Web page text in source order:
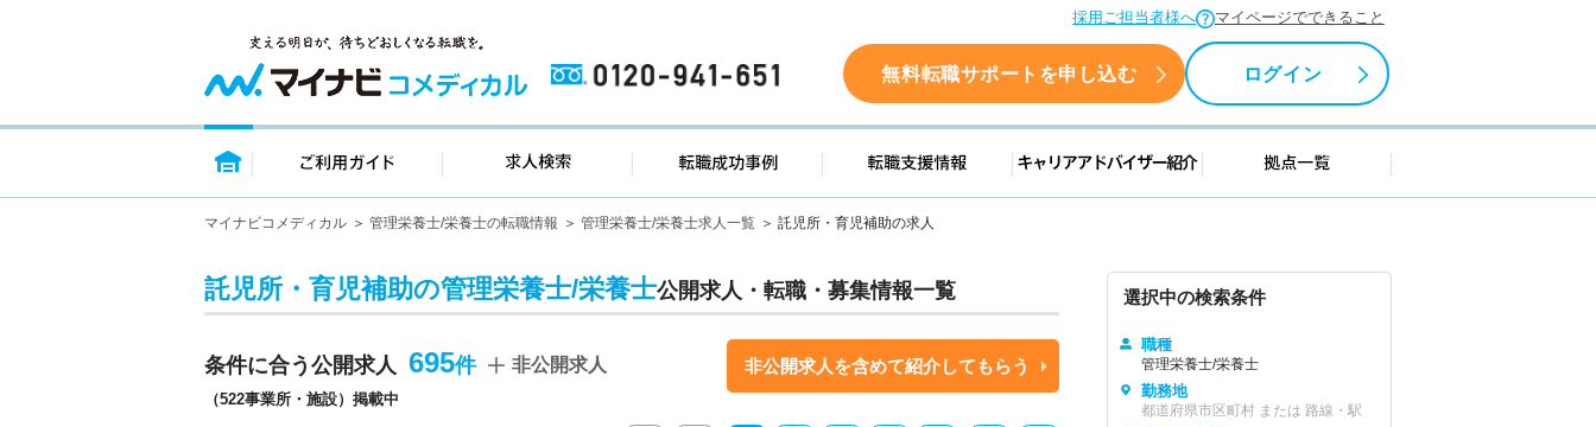
採用ご担当者様へ マイページでできること
0120-941-651 無料転職サポートを申し込む ログイン
トップページ ご利用ガイド 求人検索 転職成功事例 転職支援情報 キャリアアドバイザー紹介 拠点一覧
マイナビコメディカル 管理栄養士/栄養士の転職情報 管理栄養士/栄養士求人一覧 託児所・育児補助の求人
託児所・育児補助の管理栄養士/栄養士公開求人・転職・募集情報一覧
条件に合う公開求人 695
（522事業所・施設）掲載中
非公開求人 非公開求人を含めて紹介してもらう
選択中の検索条件
職種
管理栄養士/栄養士
勤務地
都道府県市区町村 または 路線・駅